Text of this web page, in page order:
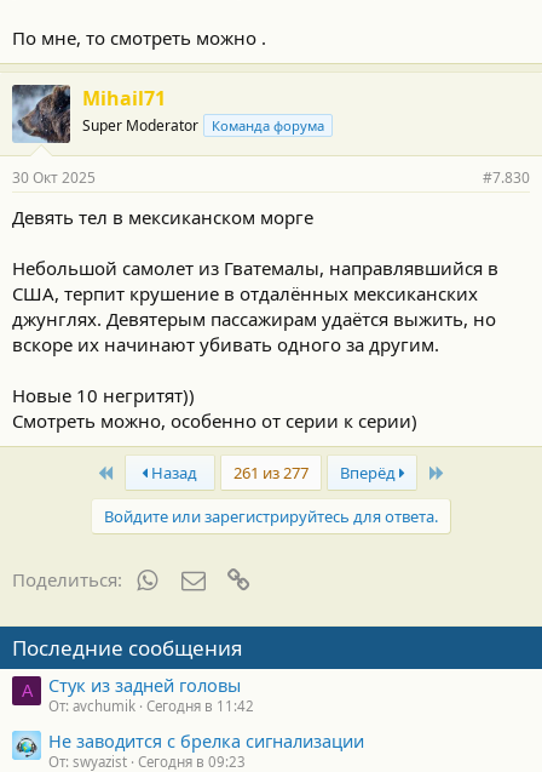
По мне, то смотреть можно .
Mihail71
Super Moderator Команда форума
30 Окт 2025 #7.830
Девять тел в мексиканском морге
Небольшой самолет из Гватемалы, направлявшийся в
США, терпит крушение в отдалённых мексиканских
джунглях. Девятерым пассажирам удаётся выжить, но
вскоре их начинают убивать одного за другим.
Новые 10 негритят))
Смотреть можно, особенно от серии к серии)
First Назад 261 из 277 Вперёд
Войдите или зарегистрируйтесь для ответа.
Поделиться: WhatsAppЭлектронная почта
Последние сообщения
A Стук из задней головы
От: avchumik Сегодня в 11:42
Не заводится с брелка сигнализации
От: swyazist Сегодня в 09:23